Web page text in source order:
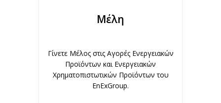
Μέλη
Γίνετε Μέλος στις Αγορές Ενεργειακών
Προϊόντων και Ενεργειακών
Χρηματοπιστωτικών Προϊόντων του
EnExGroup.